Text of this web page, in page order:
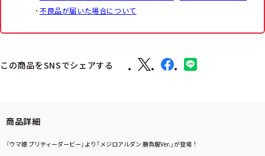
不良品が届いた場合について
この商品をSNSでシェアする
商品詳細
『ウマ娘 プリティーダービー』より「メジロアルダン 勝負服Ver.」が登場！